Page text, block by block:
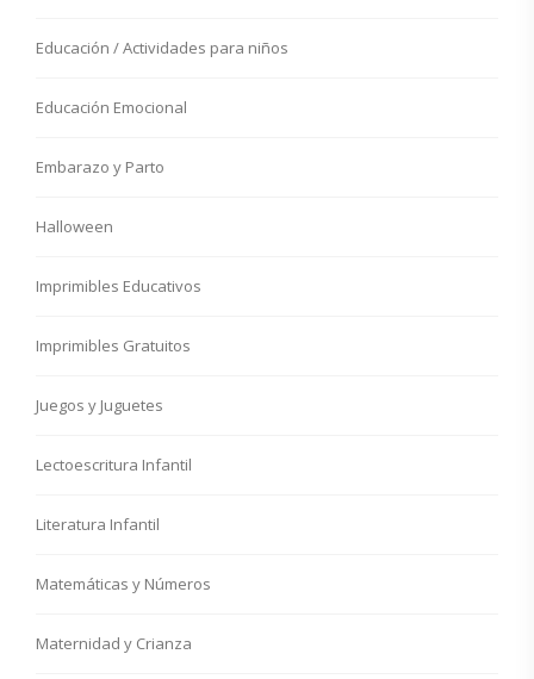
Educación / Actividades para niños
Educación Emocional
Embarazo y Parto
Halloween
Imprimibles Educativos
Imprimibles Gratuitos
Juegos y Juguetes
Lectoescritura Infantil
Literatura Infantil
Matemáticas y Números
Maternidad y Crianza